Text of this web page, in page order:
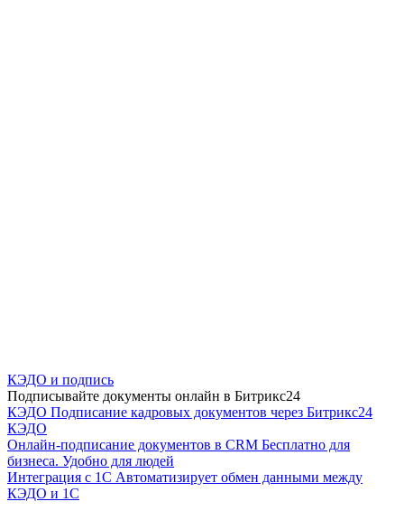
КЭДО и подпись
Подписывайте документы онлайн в Битрикс24
КЭДО Подписание кадровых документов через Битрикс24
КЭДО
Онлайн-подписание документов в CRM Бесплатно для
бизнеса. Удобно для людей
Интеграция с 1С Автоматизирует обмен данными между
КЭДО и 1С